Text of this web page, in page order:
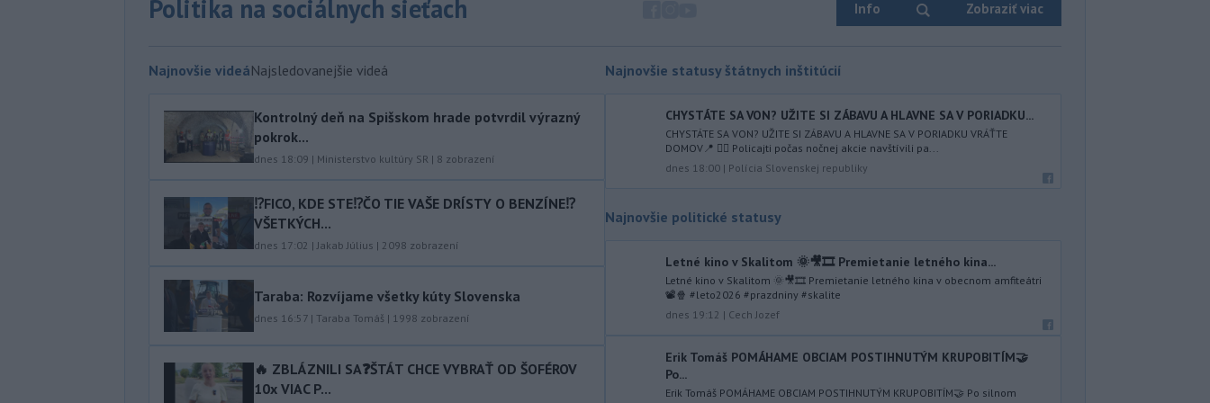
šesťmesačnej výpovednej lehoty.
vyvolali v hornatých oblastiach
Rakúska povodne a
hydrometeorologický ústav (SHMÚ)
varuje v piatok
pred búrkami vo
východného Slovenska. Vydal preto
výstrahu prvého stupňa.
Ministerstvo vnútra (MV) SR
(NBÚ) o nezávislé odborné posúdenie
dodaných radarových zariadení, ktoré
sú v pilotnej prevádzke.
Politika na sociálnych sieťach Info Zobraziť viac
Najnovšie videáNajsledovanejšie videá
Kontrolný deň na Spišskom hrade potvrdil výrazný
pokrok...
dnes 18:09 | Ministerstvo kultúry SR | 8 zobrazení
⁉️FICO, KDE STE⁉️ČO TIE VAŠE DRÍSTY O BENZÍNE⁉️
VŠETKÝCH...
dnes 17:02 |Jakab Július | 2098 zobrazení
Taraba: Rozvíjame všetky kúty Slovenska
dnes 16:57 | Taraba Tomáš | 1998 zobrazení
🔥 ZBLÁZNILI SA❓️ŠTÁT CHCE VYBRAŤ OD ŠOFÉROV
10x VIAC P...
Najnovšie statusy štátnych inštitúcií
CHYSTÁTE SA VON? UŽITE SI ZÁBAVU A HLAVNE SA V PORIADKU...
CHYSTÁTE SA VON? UŽITE SI ZÁBAVU A HLAVNE SA V PORIADKU VRÁŤTE
DOMOV📍 👮‍♂️ Policajti počas nočnej akcie navštívili pa...
dnes 18:00 | Polícia Slovenskej republiky
Najnovšie politické statusy
Letné kino v Skalitom 🌞🎥🎞️ Premietanie letného kina...
Letné kino v Skalitom 🌞🎥🎞️ Premietanie letného kina v obecnom amfiteátri
📽🍿 #leto2026 #prazdniny #skalite
dnes 19:12 | Cech Jozef
Erik Tomáš POMÁHAME OBCIAM POSTIHNUTÝM KRUPOBITÍM🤝
Po...
Erik Tomáš POMÁHAME OBCIAM POSTIHNUTÝM KRUPOBITÍM🤝 Po silnom